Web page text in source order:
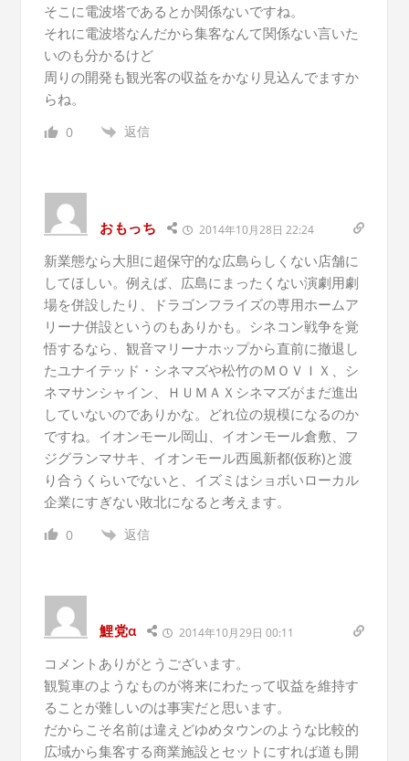
そこに電波塔であるとか関係ないですね。
それに電波塔なんだから集客なんて関係ない言いた
いのも分かるけど
周りの開発も観光客の収益をかなり見込んでますか
らね。
0 返信
おもっち 2014年10月28日 22:24
新業態なら大胆に超保守的な広島らしくない店舗に
してほしい。例えば、広島にまったくない演劇用劇
場を併設したり、ドラゴンフライズの専用ホームア
リーナ併設というのもありかも。シネコン戦争を覚
悟するなら、観音マリーナホップから直前に撤退し
たユナイテッド・シネマズや松竹のＭＯＶＩＸ、シ
ネマサンシャイン、ＨＵＭＡＸシネマズがまだ進出
していないのでありかな。どれ位の規模になるのか
ですね。イオンモール岡山、イオンモール倉敷、フ
ジグランマサキ、イオンモール西風新都(仮称)と渡
り合うくらいでないと、イズミはショボいローカル
企業にすぎない敗北になると考えます。
0 返信
鯉党α 2014年10月29日 00:11
コメントありがとうございます。
観覧車のようなものが将来にわたって収益を維持す
ることが難しいのは事実だと思います。
だからこそ名前は違えどゆめタウンのような比較的
広域から集客する商業施設とセットにすれば道も開